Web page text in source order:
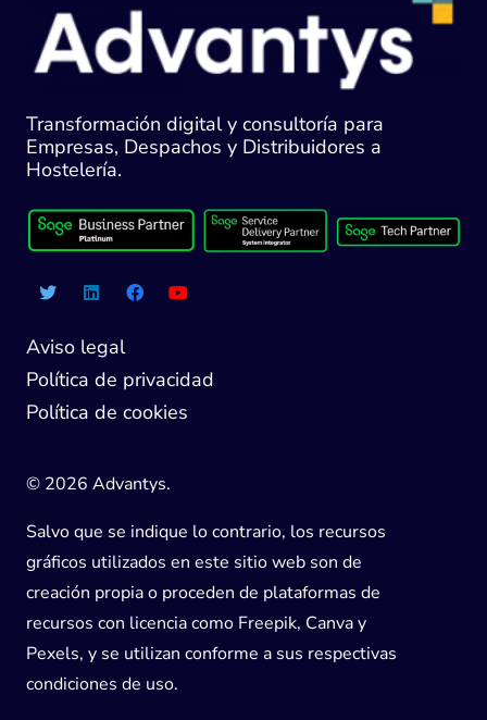
Transformación digital y consultoría para
Empresas, Despachos y Distribuidores a
Hostelería.
Aviso legal
Política de privacidad
Política de cookies
© 2026 Advantys.
Salvo que se indique lo contrario, los recursos
gráficos utilizados en este sitio web son de
creación propia o proceden de plataformas de
recursos con licencia como Freepik, Canva y
Pexels, y se utilizan conforme a sus respectivas
condiciones de uso.